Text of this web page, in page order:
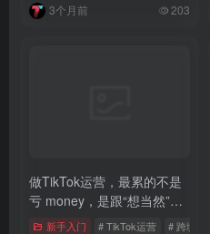
3个月前 203
做TikTok运营，最累的不是
亏 money，是跟“想当然”的
人废话
新手入门 # TikTok运营 # 跨境电商